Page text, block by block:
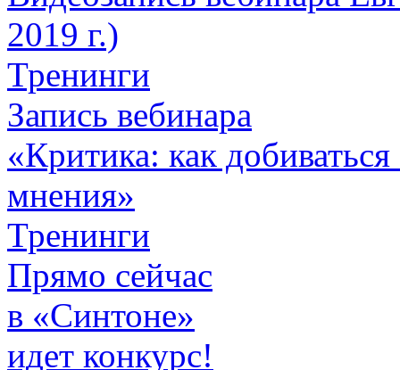
2019 г.)
Тренинги
Запись вебинара
«Критика: как
мнения»
Тренинги
Прямо сейчас
в «Синтоне»
идет конкурс!